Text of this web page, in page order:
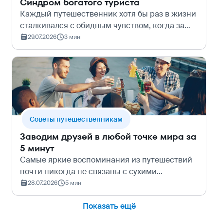
Каждый путешественник хотя бы раз в жизни
сталкивался с обидным чувством, когда за
чашку обычного кофе, короткую поездку на
такси или нехитрый сувенир просят сумму,
достойную ужина в мишленовском рест…
29.07.2026 3 мин
Cоветы путешественникам
Заводим друзей в любой точке мира за
5 минут
Самые яркие воспоминания из путешествий
почти никогда не связаны с сухими
музейными экспозициями или памятниками
из первой страницы путеводителя. В памяти
всегда остаются моменты общения и сами
28.07.2026 5 мин
Показать ещё